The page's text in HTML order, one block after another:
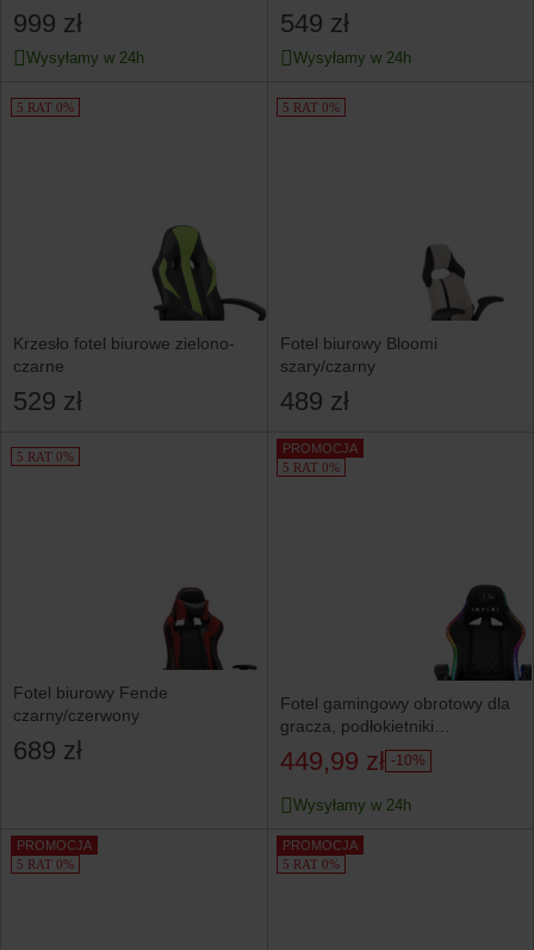
999 zł
Wysyłamy w 24h
549 zł
Wysyłamy w 24h
5 RAT 0%
Krzesło fotel biurowe zielono-
czarne
529 zł
5 RAT 0%
Fotel biurowy Bloomi
szary/czarny
489 zł
5 RAT 0%
Fotel biurowy Fende
czarny/czerwony
689 zł
PROMOCJA
5 RAT 0%
Fotel gamingowy obrotowy dla
gracza, podłokietniki
podświetlenie RGB LED
449,99 zł -10%
Wysyłamy w 24h
PROMOCJA
5 RAT 0%
PROMOCJA
5 RAT 0%